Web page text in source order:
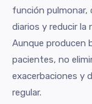
función pulmonar,
diarios y reducir la
Aunque producen
pacientes, no
exacerbaciones y
regular.